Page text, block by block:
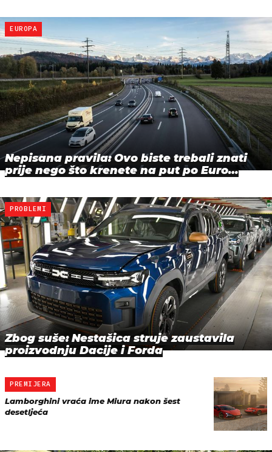
EUROPA
Nepisana pravila: Ovo biste trebali znati
prije nego što krenete na put po Euro…
PROBLEMI
Zbog suše: Nestašica struje zaustavila
proizvodnju Dacije i Forda
PREMIJERA
Lamborghini vraća ime Miura nakon šest
desetljeća